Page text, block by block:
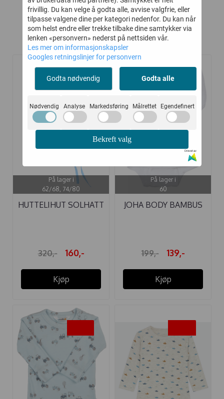
Kunder kjøpte også
-50%
På lager i
62/68, 74/80
HUTTELIHUT SOLHATT
320,- 160,-
Kjøp
-30%
På lager i
60
JOHA BODY BAMBUS
199,- 139,-
Kjøp
frivillig. Du kan velge å godta alle, avvise valgfrie, eller
tilpasse valgene dine per kategori nedenfor. Du kan når
som helst endre eller trekke tilbake dine samtykker via
lenken «personvern» nederst på nettsiden vår.
Les mer om informasjonskapsler
Googles retningslinjer for personvern
Godta nødvendig Godta alle
Nødvendig Analyse Markedsføring Målrettet Egendefinert
Bekreft valg
Drevet av